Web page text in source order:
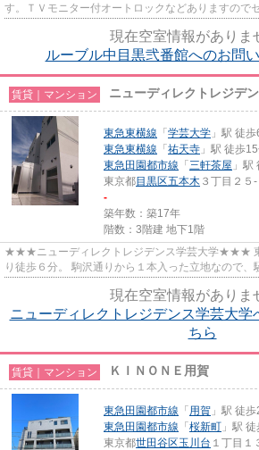
す。ＴＶモニター付オートロックなどありますので
現在空室情報がありま
ルーブル中目黒弐番館へのお問
賃貸｜マンション ニューディレクトレジデ
東急東横線 「 学芸大学 」駅 徒
東急東横線 「 祐天寺 」駅 徒歩
東急田園都市線 「 三軒茶屋 」駅
東京都目黒区五本木 ３丁目２５-
-
築年数：築17年
階数：3階建 地下1階
★★★ニューディレクトレジデンス学芸大学★★★ 東
り徒歩６分。 駒沢通りから１本入った立地なので、
現在空室情報がありま
ニューディレクトレジデンス学芸大学
ちら
賃貸｜マンション ＫＩＮＯＮＥ用賀
東急田園都市線 「 用賀 」駅 徒
東急田園都市線 「 桜新町 」駅
東京都世田谷区玉川台 １丁目１